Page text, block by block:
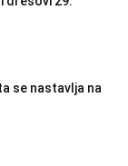
se nastavlja na